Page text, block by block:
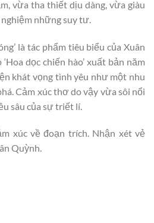
vừa tha thiết dịu dàng, vừa giàu
những suy tư.
là tác phẩm tiêu biểu của Xuân
dọc chiến hào’ xuất bản năm
khát vọng tình yêu như một nhu
Cảm xúc thơ do vậy vừa sôi nổi
sâu của sự triết lí.
xúc về đoạn trích. Nhận xét vẻ
Quỳnh.